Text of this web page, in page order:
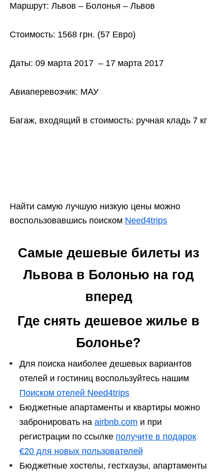
Маршрут: Львов – Болонья – Львов
Стоимость: 1568 грн. (57 Евро)
Даты: 09 марта 2017 – 17 марта 2017
Авиаперевозчик: МАУ
Багаж, входящий в стоимость: ручная кладь 7 кг
Найти самую лучшую низкую цены можно
воспользовавшись поиском Need4trips
Самые дешевые билеты из
Львова в Болонью на год
вперед
Где снять дешевое жилье в
Болонье?
Для поиска наиболее дешевых вариантов
отелей и гостиниц воспользуйтесь нашим
Поиском отелей Need4trips
Бюджетные апартаменты и квартиры можно
забронировать на airbnb.com и при
регистрации по ссылке получите в подарок
€20 для новых пользователей
Бюджетные хостелы, гестхаузы, апартаменты